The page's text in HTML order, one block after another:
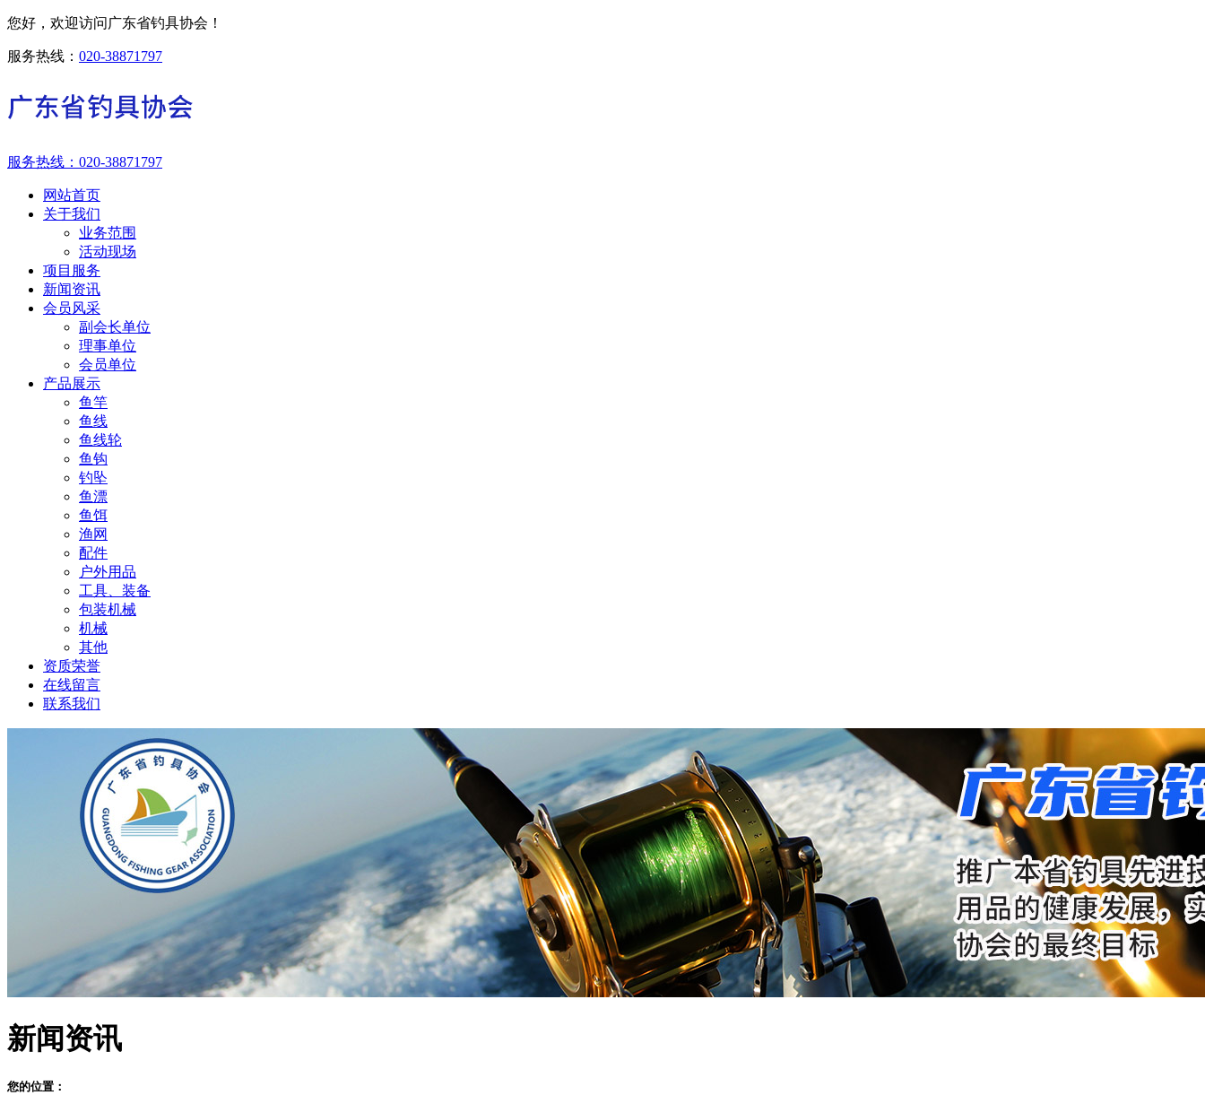
您好，欢迎访问广东省钓具协会！
服务热线： 020-38871797
服务热线： 020-38871797
网站首页
关于我们
业务范围
活动现场
项目服务
新闻资讯
会员风采
副会长单位
理事单位
会员单位
产品展示
鱼竿
鱼线
鱼线轮
鱼钩
钓坠
鱼漂
鱼饵
渔网
配件
户外用品
工具、装备
包装机械
机械
其他
资质荣誉
在线留言
联系我们
新闻资讯
您的位置：